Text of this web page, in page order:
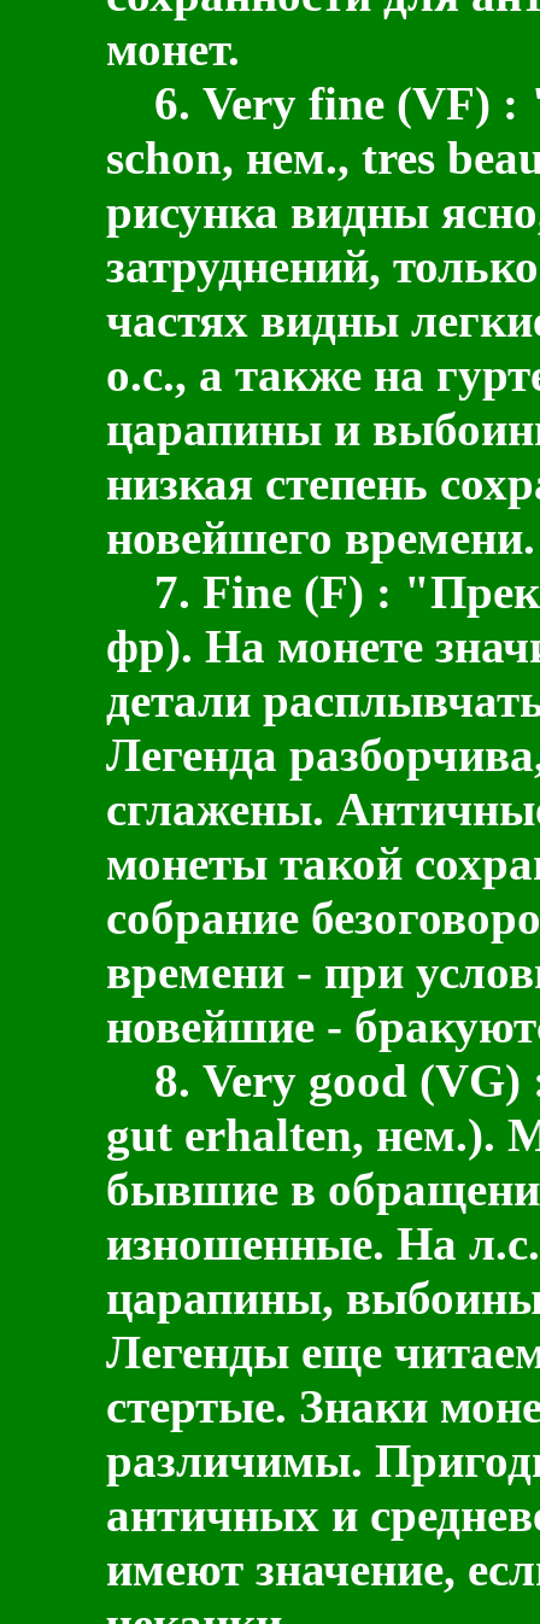
монет.
6. Very fine (VF) :
schon, нем., tres
рисунка видны
затруднений,
частях видны
о.с., а также на
царапины и
низкая степень
новейшего времени.
7. Fine (F) :
фр). На монете
детали
Легенда
сглажены.
монеты такой
собрание
времени - при
новейшие -
8. Very good (VG)
gut erhalten, нем.).
бывшие в
изношенные. На
царапины,
Легенды еще
стертые. Знаки
различимы.
античных и
имеют значение,